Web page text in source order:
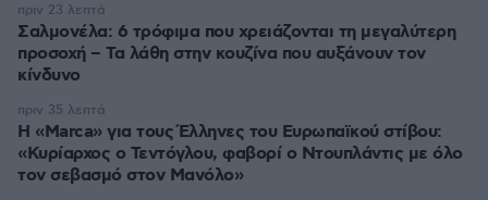
Σαλμονέλα: 6 τρόφιμα που χρειάζονται τη μεγαλύτερη
προσοχή – Τα λάθη στην κουζίνα που αυξάνουν τον
κίνδυνο
πριν 23 λεπτά
Η «Marca» για τους Έλληνες του Ευρωπαϊκού στίβου:
«Κυρίαρχος ο Τεντόγλου, φαβορί ο Ντουπλάντις με όλο
τον σεβασμό στον Μανόλο»
πριν 35 λεπτά